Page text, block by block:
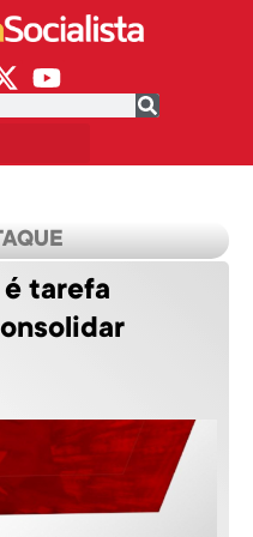
é tarefa